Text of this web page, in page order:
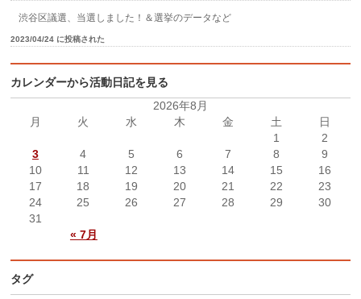
渋谷区議選、当選しました！＆選挙のデータなど
2023/04/24 に投稿された
カレンダーから活動日記を見る
2026年8月
月
火 水 木 金 土 日
« 7月
1
2
3
4 5 6 7 8
9
10
11 12 13 14 15
16
17
18 19 20 21 22
23
24
25 26 27 28 29
30
31
タグ